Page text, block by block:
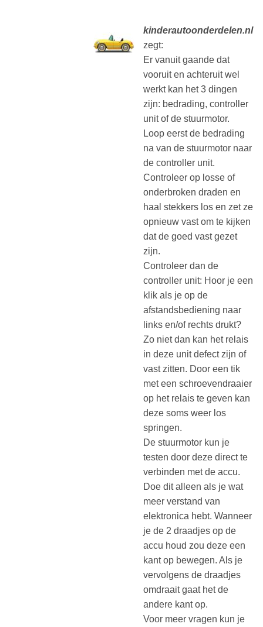
kinderautoonderdelen.nl
zegt:
Er vanuit gaande dat
vooruit en achteruit wel
werkt kan het 3 dingen
zijn: bedrading, controller
unit of de stuurmotor.
Loop eerst de bedrading
na van de stuurmotor naar
de controller unit.
Controleer op losse of
onderbroken draden en
haal stekkers los en zet ze
opnieuw vast om te kijken
dat de goed vast gezet
zijn.
Controleer dan de
controller unit: Hoor je een
klik als je op de
afstandsbediening naar
links en/of rechts drukt?
Zo niet dan kan het relais
in deze unit defect zijn of
vast zitten. Door een tik
met een schroevendraaier
op het relais te geven kan
deze soms weer los
springen.
De stuurmotor kun je
testen door deze direct te
verbinden met de accu.
Doe dit alleen als je wat
meer verstand van
elektronica hebt. Wanneer
je de 2 draadjes op de
accu houd zou deze een
kant op bewegen. Als je
vervolgens de draadjes
omdraait gaat het de
andere kant op.
Voor meer vragen kun je